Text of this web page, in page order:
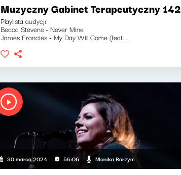
Muzyczny Gabinet Terapeutyczny 142
Playlista audycji:
Becca Stevens - Never Mine
James Francies - My Day Will Come (feat....
30 marca 2024 56:06 Monika Borzym